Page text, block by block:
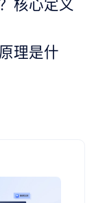
理是什